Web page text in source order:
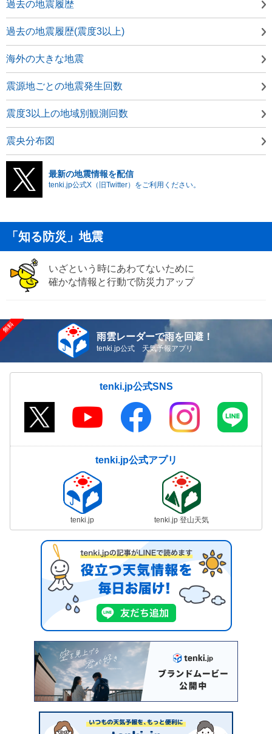
過去の地震履歴
過去の地震履歴(震度3以上)
海外の大きな地震
震源地ごとの地震発生回数
震度3以上の地域別観測回数
震央分布図
最新の地震情報を配信
tenki.jp公式X（旧Twitter）をご利用ください。
「知る防災」地震
いざという時にあわてないために
確かな情報と行動で防災力アップ
雨雲レーダーで雨を回避！
tenki.jp公式 天気予報アプリ
tenki.jp公式SNS
tenki.jp公式アプリ
tenki.jp tenki.jp 登山天気